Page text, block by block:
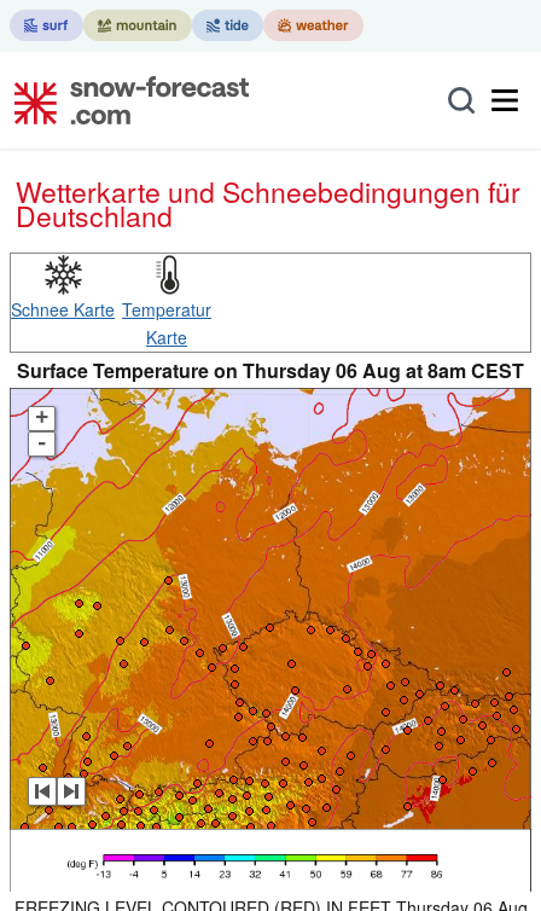
Wetterkarte und Schneebedingungen für
Deutschland
Schnee Karte Temperatur
Karte
Surface Temperature on Thursday 06 Aug at 8am CEST
+
-